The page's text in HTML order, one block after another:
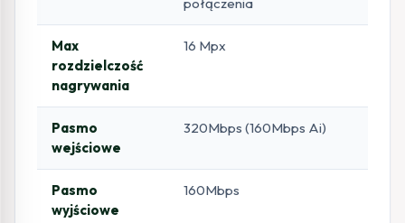
Max
rozdzielczość
nagrywania
16 Mpx
Pasmo
wejściowe
320Mbps (160Mbps Ai)
Pasmo
wyjściowe
160Mbps